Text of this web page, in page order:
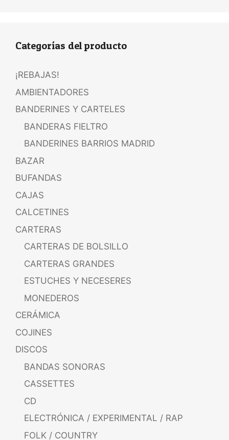
Categorías del producto
¡REBAJAS!
AMBIENTADORES
BANDERINES Y CARTELES
BANDERAS FIELTRO
BANDERINES BARRIOS MADRID
BAZAR
BUFANDAS
CAJAS
CALCETINES
CARTERAS
CARTERAS DE BOLSILLO
CARTERAS GRANDES
ESTUCHES Y NECESERES
MONEDEROS
CERÁMICA
COJINES
DISCOS
BANDAS SONORAS
CASSETTES
CD
ELECTRÓNICA / EXPERIMENTAL / RAP
FOLK / COUNTRY